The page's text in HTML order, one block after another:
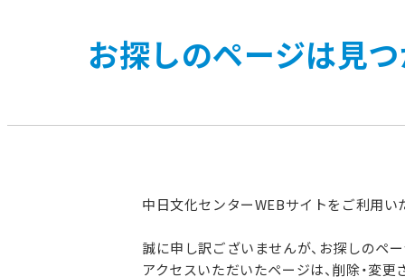
お探しのページは見
中日文化センターWEBサイトをご利用い
誠に申し訳ございませんが、お探しのペ
アクセスいただいたページは、削除・変